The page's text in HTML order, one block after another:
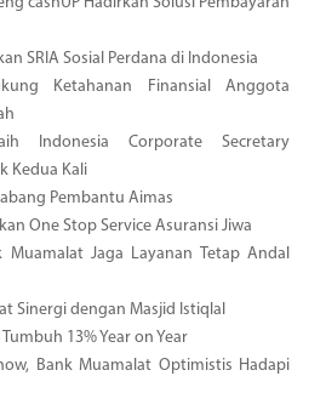
SRIA Sosial Perdana di Indonesia
Ketahanan Finansial Anggota
Indonesia Corporate Secretary
Kedua Kali
Pembantu Aimas
One Stop Service Asuransi Jiwa
Muamalat Jaga Layanan Tetap Andal
Sinergi dengan Masjid Istiqlal
13% Year on Year
Bank Muamalat Optimistis Hadapi